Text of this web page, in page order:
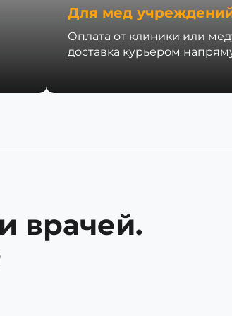
Для мед
Оплата от клиники или
доставка курьером
врачей.